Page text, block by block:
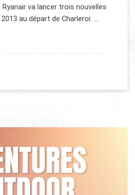
va lancer trois nouvelles
au départ de Charleroi: …
EN ROUMANIE